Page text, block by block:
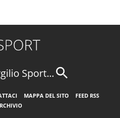
Sport...
MAPPA DEL SITO
FEED RSS